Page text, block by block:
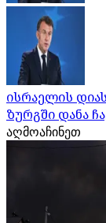
ისრაელის
ზურგში დანა
აღმოაჩინეთ